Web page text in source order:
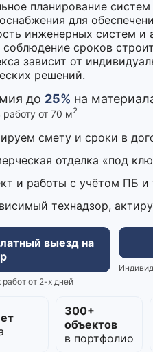
планирование
для
инженерных систем и
соблюдение сроков
зависит от
решений.
до 25% на
от 70 м2
смету и сроки в
отделка «под
и работы с учётом ПБ и
технадзор,
выезд на
работ от 2-х дней
300+
объектов
в портфолио